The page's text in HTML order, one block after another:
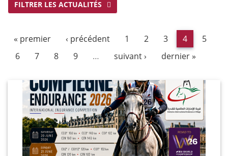
FILTRER LES ACTUALITÉS
« premier ‹ précédent 1 2 3 4
5
6
7 8 9 … suivant › dernier »